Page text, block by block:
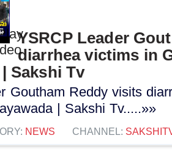
YSRCP Leader
diarrhea victims in
Sakshi Tv
Goutham Reddy visits
| Sakshi Tv.....»»
NEWS CHANNEL: